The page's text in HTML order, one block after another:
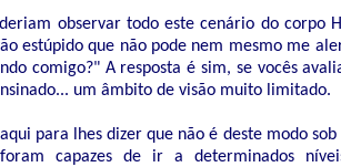
observar todo este cenário do corpo
estúpido que não pode nem mesmo me
comigo?" A resposta é sim, se vocês
um âmbito de visão muito limitado.
aqui para lhes dizer que não é deste modo
capazes de ir a determinados